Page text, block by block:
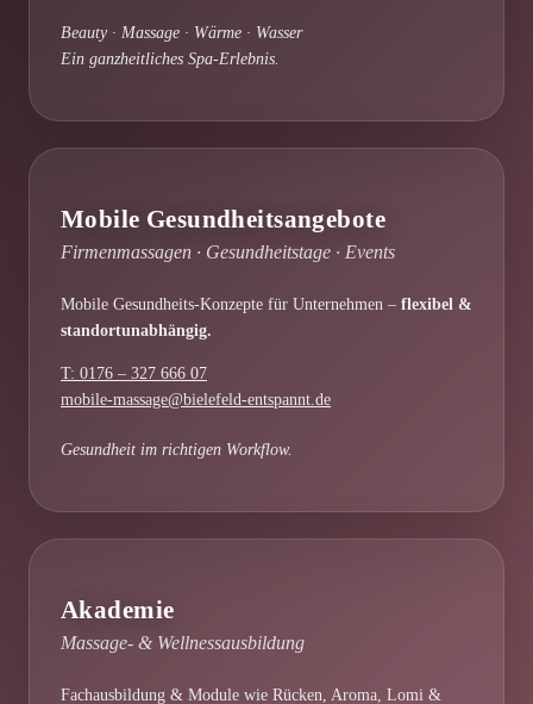
Beauty · Massage · Wärme · Wasser
Ein ganzheitliches Spa-Erlebnis.
Mobile Gesundheitsangebote
Firmenmassagen · Gesundheitstage · Events
Mobile Gesundheits-Konzepte für Unternehmen – flexibel &
standortunabhängig.
T: 0176 – 327 666 07
mobile-massage@bielefeld-entspannt.de
Gesundheit im richtigen Workflow.
Akademie
Massage- & Wellnessausbildung
Fachausbildung & Module wie Rücken, Aroma, Lomi &